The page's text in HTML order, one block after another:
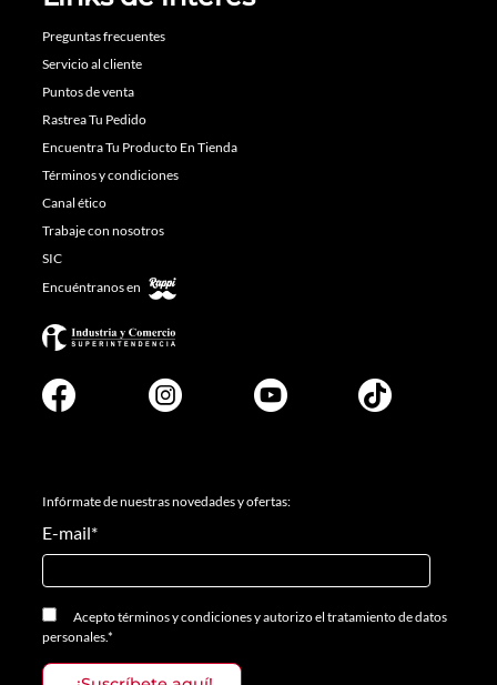
Preguntas frecuentes
Servicio al cliente
Puntos de venta
Rastrea Tu Pedido
Encuentra Tu Producto En Tienda
Términos y condiciones
Canal ético
Trabaje con nosotros
SIC
Encuéntranos en
Infórmate de nuestras novedades y ofertas:
E-mail*
Aceptotérminos y condicionesyautorizo el tratamiento de datos
personales.*